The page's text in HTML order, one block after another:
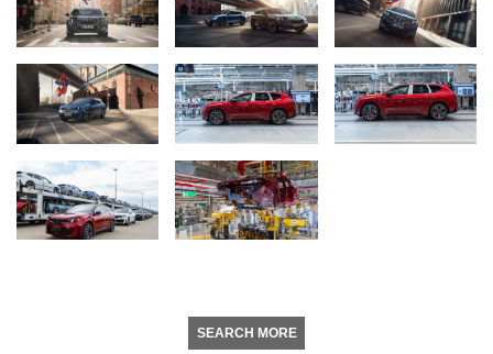
SEARCH MORE